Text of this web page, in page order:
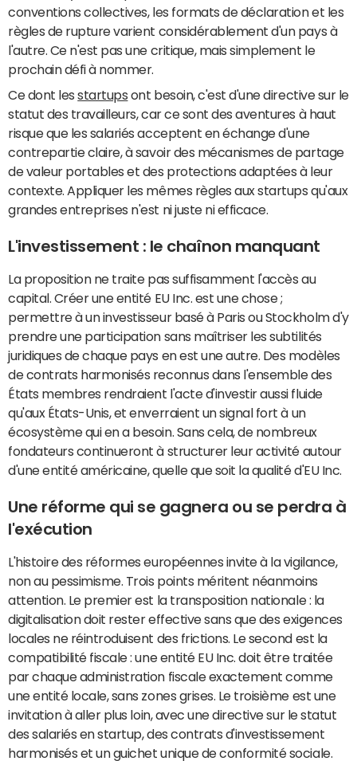
conventions collectives, les formats de déclaration et les
règles de rupture varient considérablement d'un pays à
l'autre. Ce n'est pas une critique, mais simplement le
prochain défi à nommer.
Ce dont lesstartups ont besoin, c'est d'une directive sur le
statut des travailleurs, car ce sont des aventures à haut
risque que les salariés acceptent en échange d'une
contrepartie claire, à savoir des mécanismes de partage
de valeur portables et des protections adaptées à leur
contexte. Appliquer les mêmes règles aux startups qu'aux
grandes entreprises n'est ni juste ni efficace.
L'investissement : le chaînon manquant
La proposition ne traite pas suffisamment l'accès au
capital. Créer une entité EU Inc. est une chose ;
permettre à un investisseur basé à Paris ou Stockholm d'y
prendre une participation sans maîtriser les subtilités
juridiques de chaque pays en est une autre. Des modèles
de contrats harmonisés reconnus dans l'ensemble des
États membres rendraient l'acte d'investir aussi fluide
qu'aux États-Unis, et enverraient un signal fort à un
écosystème qui en a besoin. Sans cela, de nombreux
fondateurs continueront à structurer leur activité autour
d'une entité américaine, quelle que soit la qualité d'EU Inc.
Une réforme qui se gagnera ou se perdra à
l'exécution
L'histoire des réformes européennes invite à la vigilance,
non au pessimisme. Trois points méritent néanmoins
attention. Le premier est la transposition nationale : la
digitalisation doit rester effective sans que des exigences
locales ne réintroduisent des frictions. Le second est la
compatibilité fiscale : une entité EU Inc. doit être traitée
par chaque administration fiscale exactement comme
une entité locale, sans zones grises. Le troisième est une
invitation à aller plus loin, avec une directive sur le statut
des salariés en startup, des contrats d'investissement
harmonisés et un guichet unique de conformité sociale.